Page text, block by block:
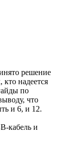
решение
кто надеется
по
что
и 6, и 12.
кабель и